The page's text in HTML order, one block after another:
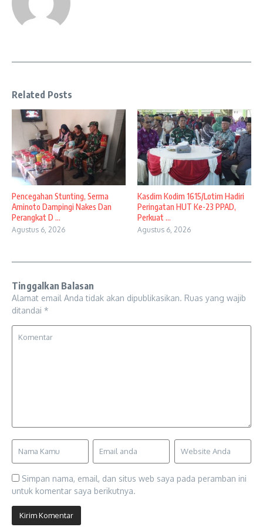
Related Posts
Pencegahan Stunting, Serma
Aminoto Dampingi Nakes Dan
Perangkat D ...
Agustus 6, 2026
Kasdim Kodim 1615/Lotim Hadiri
Peringatan HUT Ke-23 PPAD,
Perkuat ...
Agustus 6, 2026
Tinggalkan Balasan
Alamat email Anda tidak akan dipublikasikan. Ruas yang wajib
ditandai *
Simpan nama, email, dan situs web saya pada peramban ini
untuk komentar saya berikutnya.